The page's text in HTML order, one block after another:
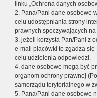
linku „Ochrona danych
2. Pana/Pani dane osobowe
celu udostępniania strony
prawnych spoczywających
3. jeżeli korzysta Pan/Pani z
e-mail placówki to zgadza
celu udzielenia odpowiedzi,
4. dane osobowe mogą być
organom ochrony prawnej
samorządu terytorialnego w
5. Pana/Pani dane osobowe